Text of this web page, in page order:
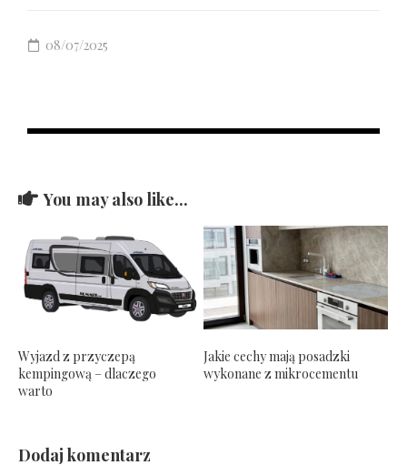
08/07/2025
You may also like...
Wyjazd z przyczepą
kempingową – dlaczego
warto
Jakie cechy mają posadzki
wykonane z mikrocementu
Dodaj komentarz